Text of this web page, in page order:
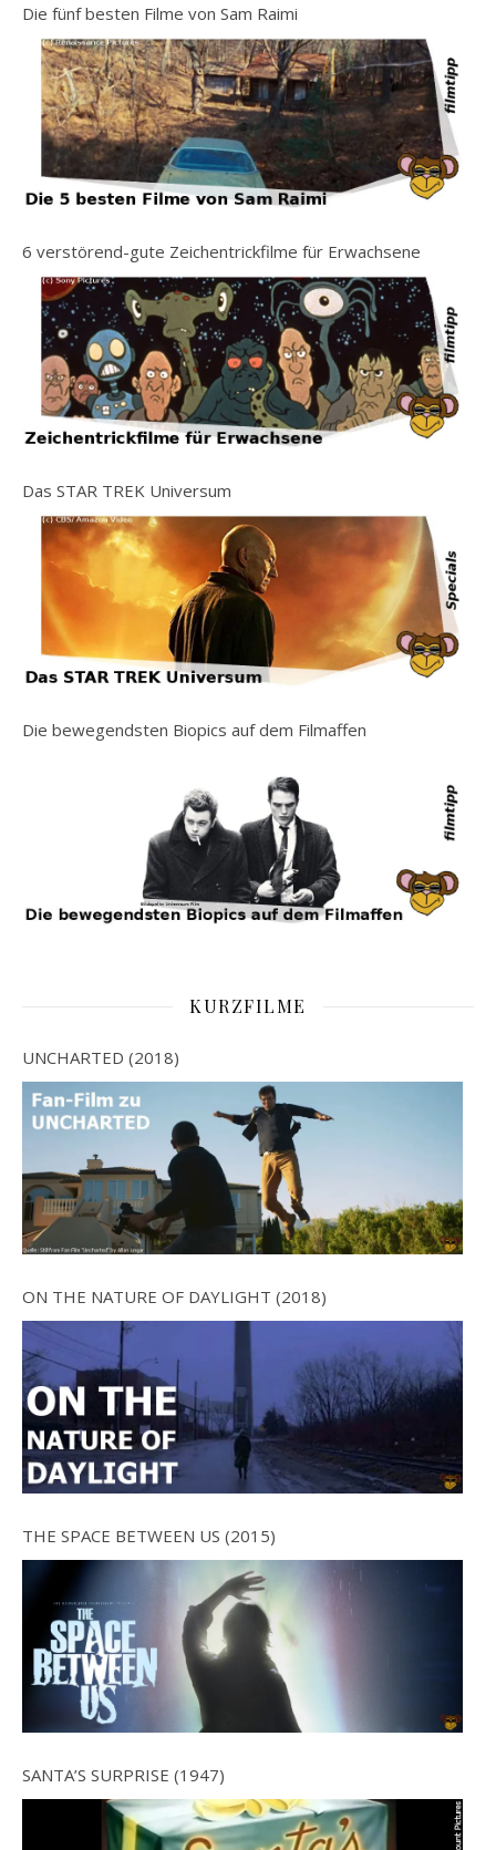
Die fünf besten Filme von Sam Raimi
6 verstörend-gute Zeichentrickfilme für Erwachsene
Das STAR TREK Universum
Die bewegendsten Biopics auf dem Filmaffen
KURZFILME
UNCHARTED (2018)
ON THE NATURE OF DAYLIGHT (2018)
THE SPACE BETWEEN US (2015)
SANTA’S SURPRISE (1947)